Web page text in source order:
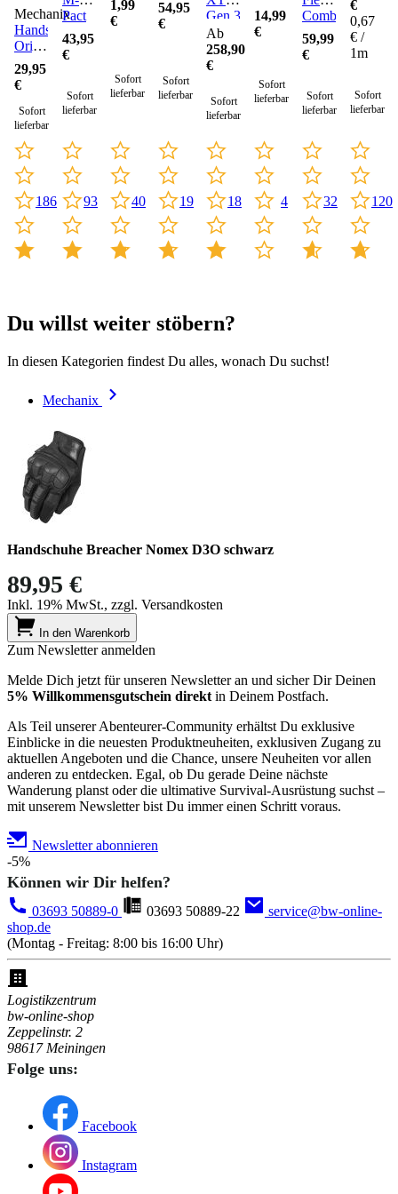
Mechanix
Handschuhe
Original
Gen.
3
29,95
€
Sofort
lieferbar
186
Pact
Gen.
3
43,95
€
Sofort
lieferbar
93
1,99
€
Sofort
lieferbar
40
54,95
€
Sofort
lieferbar
19
Gen.3
Kampfhose
Ab
258,90
€
Sofort
lieferbar
18
14,99
€
Sofort
lieferbar
4
Combat
Ripstop
59,99
€
Sofort
lieferbar
32
€
0,67
€ /
1m
Sofort
lieferbar
120
Du willst weiter stöbern?
In diesen Kategorien findest Du alles, wonach Du suchst!
Mechanix
Handschuhe Breacher Nomex D3O schwarz
89,95 €
Inkl. 19% MwSt., zzgl. Versandkosten
In den Warenkorb
Zum Newsletter anmelden
Melde Dich jetzt für unseren Newsletter an und sicher Dir Deinen
5% Willkommensgutschein direkt in Deinem Postfach.
Als Teil unserer Abenteurer-Community erhältst Du exklusive
Einblicke in die neuesten Produktneuheiten, exklusiven Zugang zu
aktuellen Angeboten und die Chance, unsere Neuheiten vor allen
anderen zu entdecken. Egal, ob Du gerade Deine nächste
Wanderung planst oder die ultimative Survival-Ausrüstung suchst –
mit unserem Newsletter bist Du immer einen Schritt voraus.
Newsletter abonnieren
-5%
Können wir Dir helfen?
03693 50889-0 03693 50889-22
service@bw-online-
shop.de
(Montag - Freitag: 8:00 bis 16:00 Uhr)
Logistikzentrum
bw-online-shop
Zeppelinstr. 2
98617 Meiningen
Folge uns:
Facebook
Instagram